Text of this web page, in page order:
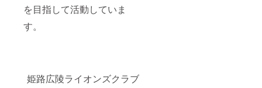
を目指して活動していま
す。
姫路広陵ライオンズクラブ